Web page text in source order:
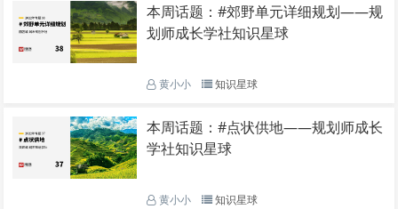
本周话题：#郊野单元详细规划——规
划师成长学社知识星球
黄小小 知识星球
本周话题：#点状供地——规划师成长
学社知识星球
黄小小 知识星球